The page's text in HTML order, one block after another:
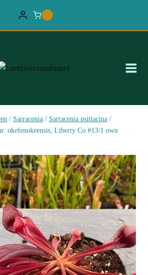
/ Sarracenia / Sarracenia psittacina /
okefenokeensis, Liberty Co #13/1 own